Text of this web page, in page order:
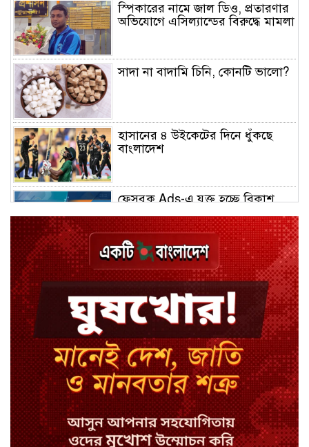
স্পিকারের নামে জাল ডিও, প্রতারণার
অভিযোগে এসিল্যান্ডের বিরুদ্ধে মামলা
সাদা না বাদামি চিনি, কোনটি ভালো?
হাসানের ৪ উইকেটের দিনে ধুঁকছে
বাংলাদেশ
ফেসবুক Ads-এ যুক্ত হচ্ছে বিকাশ
বিয়ে ভাঙার গুঞ্জনে মুখ খুললেন রণজয়
কেন লিভারপুল ছেড়ে তুরস্কের ক্লাবে
সালাহ
কপিল শর্মার অডিশনে বাদ পড়ার সেই
গল্প